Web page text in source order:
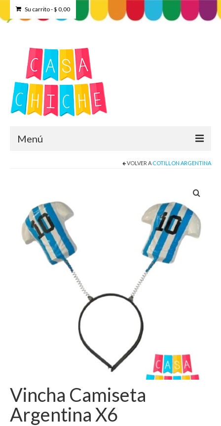
Su carrito-$ 0,00
Menú
Contacto
Como Registrarse
Finalizar compra
VOLVER A COTILLON ARGENTINA
Vincha Camiseta
Argentina X6